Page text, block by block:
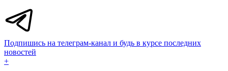
Подпишись на телеграм-канал и будь в курсе последних
новостей
+